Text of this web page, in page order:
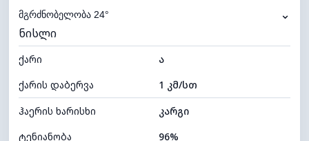
ნამის წერტილი
ხილვადობა
განათების ინდექსი 0 (ბნელი)
ღრუბლის სიმაღლე 5440 მ
მგრძნობელობა 24° ⌄
ნისლი
ქარი
ა
ქარის დაბერვა
1 კმ/სთ
ჰაერის ხარისხი
კარგი
ტენიანობა
96%